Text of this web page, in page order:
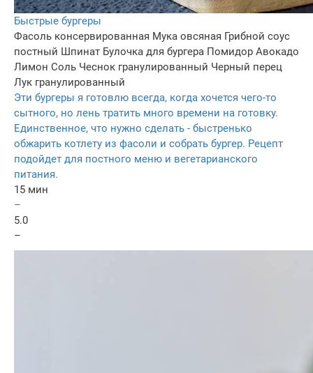
Быстрые бургеры
Фасоль консервированная Мука овсяная Грибной соус
постный Шпинат Булочка для бургера Помидор Авокадо
Лимон Соль Чеснок гранулированный Черный перец
Лук гранулированный
Эти бургеры я готовлю всегда, когда хочется чего-то
сытного, но лень тратить много времени на готовку.
Единственное, что нужно сделать - быстренько
обжарить котлету из фасоли и собрать бургер. Рецепт
подойдет для постного меню и вегетарианского
питания.
15 мин
–
5.0
–